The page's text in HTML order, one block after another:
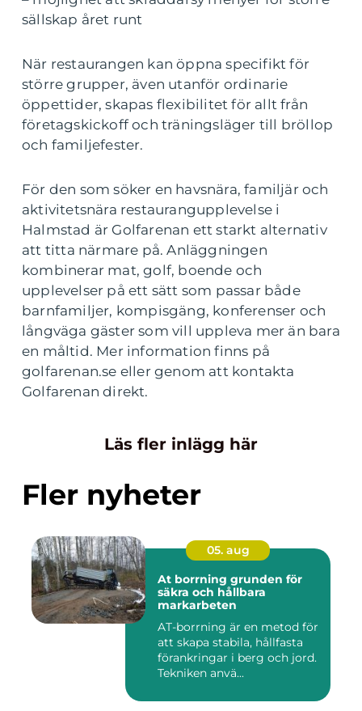
sällskap året runt
När restaurangen kan öppna specifikt för
större grupper, även utanför ordinarie
öppettider, skapas flexibilitet för allt från
företagskickoff och träningsläger till bröllop
och familjefester.
För den som söker en havsnära, familjär och
aktivitetsnära restaurangupplevelse i
Halmstad är Golfarenan ett starkt alternativ
att titta närmare på. Anläggningen
kombinerar mat, golf, boende och
upplevelser på ett sätt som passar både
barnfamiljer, kompisgäng, konferenser och
långväga gäster som vill uppleva mer än bara
en måltid. Mer information finns på
golfarenan.se eller genom att kontakta
Golfarenan direkt.
Läs fler inlägg här
Fler nyheter
05. aug
At borrning grunden för
säkra och hållbara
markarbeten
AT-borrning är en metod för
att skapa stabila, hållfasta
förankringar i berg och jord.
Tekniken anvä...